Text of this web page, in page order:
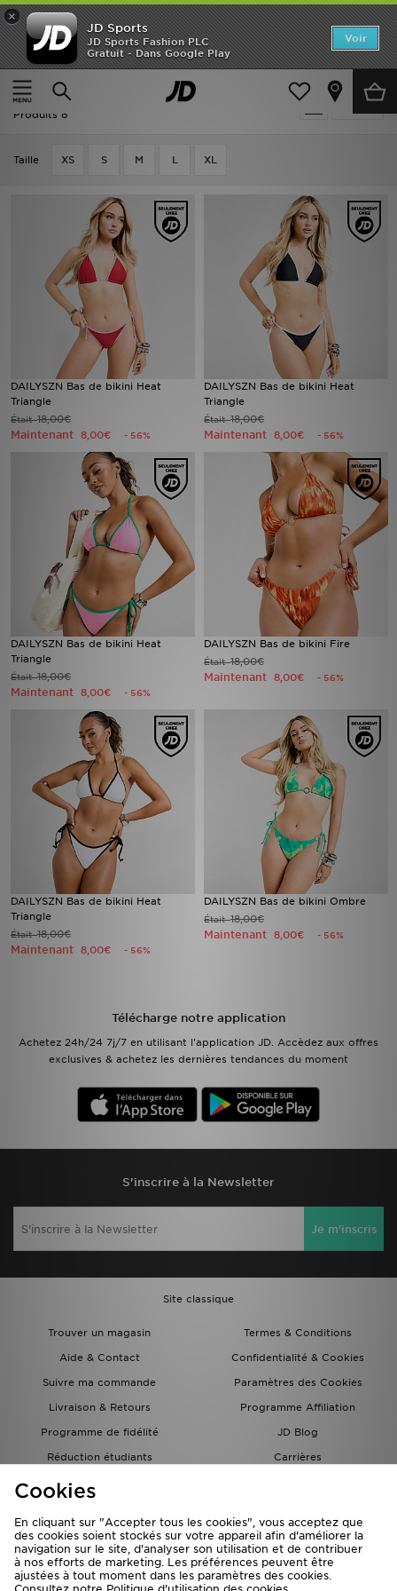
×
JD Sports
JD Sports Fashion PLC
Gratuit - Dans Google Play
Voir
Accueil
Femme Vêtements Femme Maillots de Bain
Femme - DAILYSZN Maillots de Bain
Produits 6
Taille XS S M L XL
DAILYSZN Bas de bikini Heat
Triangle
Était18,00€
Maintenant 8,00€ - 56%
DAILYSZN Bas de bikini Heat
Triangle
Était18,00€
Maintenant 8,00€ - 56%
DAILYSZN Bas de bikini Heat
Triangle
Était18,00€
Maintenant 8,00€ - 56%
DAILYSZN Bas de bikini Fire
Était18,00€
Maintenant 8,00€ - 56%
DAILYSZN Bas de bikini Heat
Triangle
Était18,00€
Maintenant 8,00€ - 56%
DAILYSZN Bas de bikini Ombre
Était18,00€
Maintenant 8,00€ - 56%
Télécharge notre application
Achetez 24h/24 7j/7 en utilisant l'application JD. Accèdez aux offres
exclusives & achetez les dernières tendances du moment
S'inscrire à la Newsletter
Je m'inscris
Site classique
Trouver un magasin
Termes & Conditions
Aide & Contact
Confidentialité & Cookies
Suivre ma commande
Paramètres des Cookies
Livraison & Retours
Programme Affiliation
Programme de fidélité
JD Blog
Réduction étudiants
Carrières
Carte Cadeau
Accueil
Nouveautés
Homme
Collections
Marques
Football
PROMOS
Mon JD
Suivre Ma Commande
Service client
Nos Magasins
Télécharge l'Appli
Cookies
En cliquant sur "Accepter tous les cookies", vous acceptez que
des cookies soient stockés sur votre appareil afin d'améliorer la
navigation sur le site, d'analyser son utilisation et de contribuer
à nos efforts de marketing. Les préférences peuvent être
ajustées à tout moment dans les paramètres des cookies.